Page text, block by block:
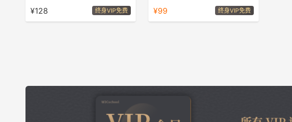
TypeScript、Axios、Element Plus、
vue-router、pinia、vue-cropper、
pinia-plugin-persistedstate、动态路
¥128 终身VIP免费
Security框架能更好的兼容SpringBoot
¥99 终身VIP免费